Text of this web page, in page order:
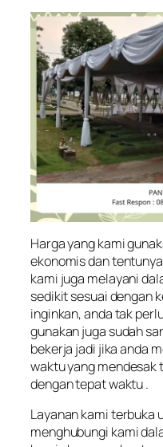
Harga yang kami
ekonomis dan
kami juga melayani
sedikit sesuai dengan
inginkan, anda tak
gunakan juga sudah
bekerja jadi jika anda
waktu yang mendesak
dengan tepat waktu .
Layanan kami terbuka
menghubungi kami